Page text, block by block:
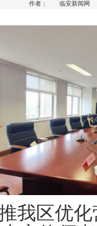
作者： 临安新闻网 更
我区优